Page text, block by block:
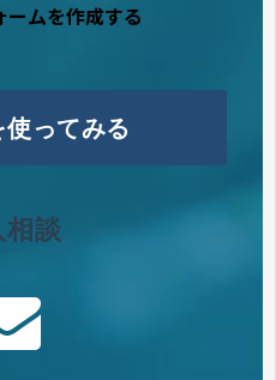
ムを作成する
ってみる
相談